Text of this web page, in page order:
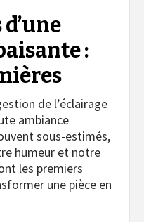
:
de l’éclairage
ambiance
sous-estimés,
humeur et notre
les premiers
une pièce en